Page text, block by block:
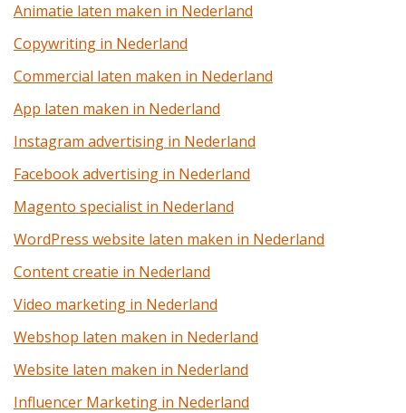
Animatie laten maken in Nederland
Copywriting in Nederland
Commercial laten maken in Nederland
App laten maken in Nederland
Instagram advertising in Nederland
Facebook advertising in Nederland
Magento specialist in Nederland
WordPress website laten maken in Nederland
Content creatie in Nederland
Video marketing in Nederland
Webshop laten maken in Nederland
Website laten maken in Nederland
Influencer Marketing in Nederland